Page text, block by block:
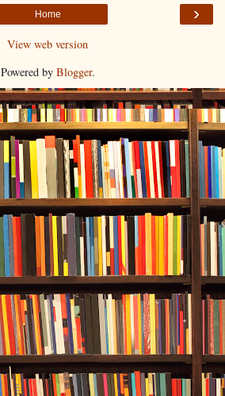
›
Home
View web version
Powered by Blogger.